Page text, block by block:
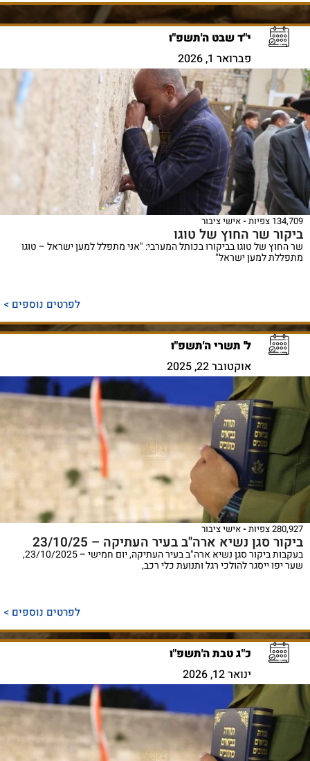
י"ד שבט ה'תשפ"ו
פברואר 1, 2026
134,709 צפיות אישי ציבור
ביקור שר החוץ של טוגו
שר החוץ של טוגו בביקורו בכותל המערבי: "אני מתפלל למען ישראל – טוגו
מתפללת למען ישראל"
לפרטים נוספים >
ל' תשרי ה'תשפ"ו
אוקטובר 22, 2025
280,927 צפיות אישי ציבור
ביקור סגן נשיא ארה"ב בעיר העתיקה – 23/10/25
בעקבות ביקור סגן נשיא ארה"ב בעיר העתיקה, יום חמישי – 23/10/2025,
שער יפו ייסגר להולכי רגל ותנועת כלי רכב,
לפרטים נוספים >
כ"ג טבת ה'תשפ"ו
ינואר 12, 2026